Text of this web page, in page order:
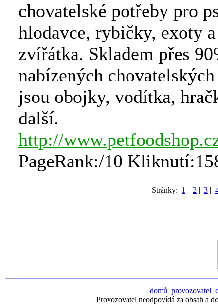
chovatelské potřeby pro
hlodavce, rybičky, exoty
zvířátka. Skladem přes
nabízených
jsou obojky, vodítka,
další.
http://
PageRank:/10
Stránky: 1 | 2 | 3 |
domů provozovatel
Provozovatel neodpovídá za obsah a